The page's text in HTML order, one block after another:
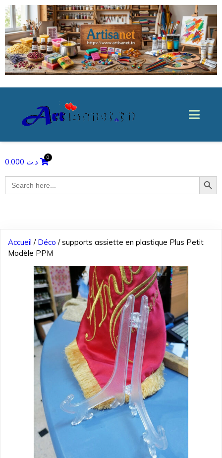
د.ت
Search
for:
Search Button
Accueil / Déco / supports assiette en plastique Plus Petit
Modèle PPM